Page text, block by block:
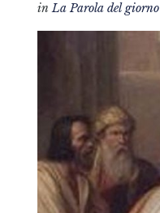
inLa Parola del giorno